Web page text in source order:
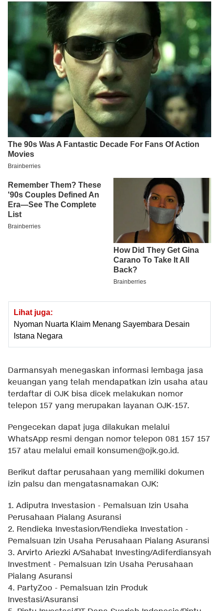
Lihat juga:
Nyoman Nuarta Klaim Menang Sayembara Desain
Istana Negara
Darmansyah menegaskan informasi lembaga jasa
keuangan yang telah mendapatkan izin usaha atau
terdaftar di OJK bisa dicek melakukan nomor
telepon 157 yang merupakan layanan OJK-157.
Pengecekan dapat juga dilakukan melalui
WhatsApp resmi dengan nomor telepon 081 157 157
157 atau melalui email konsumen@ojk.go.id.
Berikut daftar perusahaan yang memiliki dokumen
izin palsu dan mengatasnamakan OJK:
1. Adiputra Investasion - Pemalsuan Izin Usaha
Perusahaan Pialang Asuransi
2. Rendieka Investasion/Rendieka Investation -
Pemalsuan Izin Usaha Perusahaan Pialang Asuransi
3. Arvirto Ariezki A/Sahabat Investing/Adiferdiansyah
Investment - Pemalsuan Izin Usaha Perusahaan
Pialang Asuransi
4. PartyZoo - Pemalsuan Izin Produk
Investasi/Asuransi